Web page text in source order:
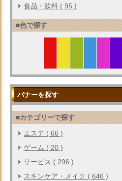
食品・飲料 ( 95 )
■色で探す
バナーを探す
■カテゴリーで探す
エステ ( 66 )
ゲーム ( 20 )
サービス ( 296 )
スキンケア・メイク ( 646 )